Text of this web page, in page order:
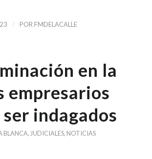
/ POR FMDELACALLE
en la
empresarios
indagados
BLANCA,JUDICIALES, NOTICIAS